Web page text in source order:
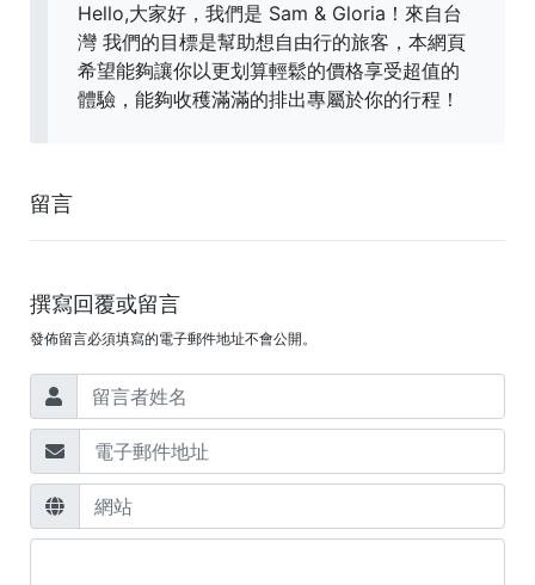
Hello,大家好，我們是 Sam & Gloria！來自台
灣 我們的目標是幫助想自由行的旅客，本網頁
希望能夠讓你以更划算輕鬆的價格享受超值的
體驗，能夠收穫滿滿的排出專屬於你的行程！
留言
撰寫回覆或留言
發佈留言必須填寫的電子郵件地址不會公開。